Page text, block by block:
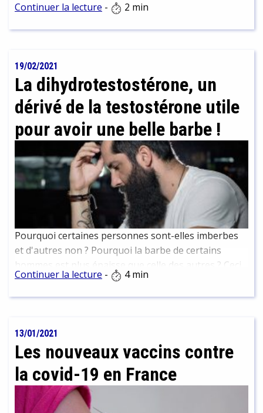
touche tous ?
Continuer la lecture - 2 min
19/02/2021
La dihydrotestostérone, un
dérivé de la testostérone utile
pour avoir une belle barbe !
Pourquoi certaines personnes sont-elles imberbes
et d'autres non ? Pourquoi la barbe de certains
hommes est plus épaisse que celle des autres ? Ceci
est lié à une hormone dérivée de la testostérone, la
dihydrotestostérone...
Continuer la lecture - 4 min
13/01/2021
Les nouveaux vaccins contre
la covid-19 en France